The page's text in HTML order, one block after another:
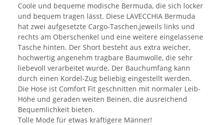
Coole und bequeme modische Bermuda, die sich locker
und bequem tragen lässt. Diese LAVECCHIA Bermuda
hat zwei aufgesetzte Cargo-Taschen,jeweils links und
rechts am Oberschenkel und eine weitere eingelassene
Tasche hinten. Der Short besteht aus extra weicher,
hochwertig angenehm tragbare Baumwolle, die sehr
liebevoll verarbeitet wurde. Der Bauchumfang kann
durch einen Kordel-Zug beliebig eingestellt werden.
Die Hose ist Comfort Fit geschnitten mit normaler Leib-
Höhe und geraden weiten Beinen, die ausreichend
Bequemlichkeit bieten.
Tolle Mode für etwas kräftigere Männer!